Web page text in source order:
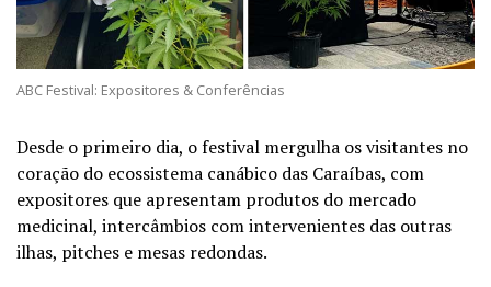
ABC Festival: Expositores & Conferências
Desde o primeiro dia, o festival mergulha os visitantes no
coração do ecossistema canábico das Caraíbas, com
expositores que apresentam produtos do mercado
medicinal, intercâmbios com intervenientes das outras
ilhas, pitches e mesas redondas.